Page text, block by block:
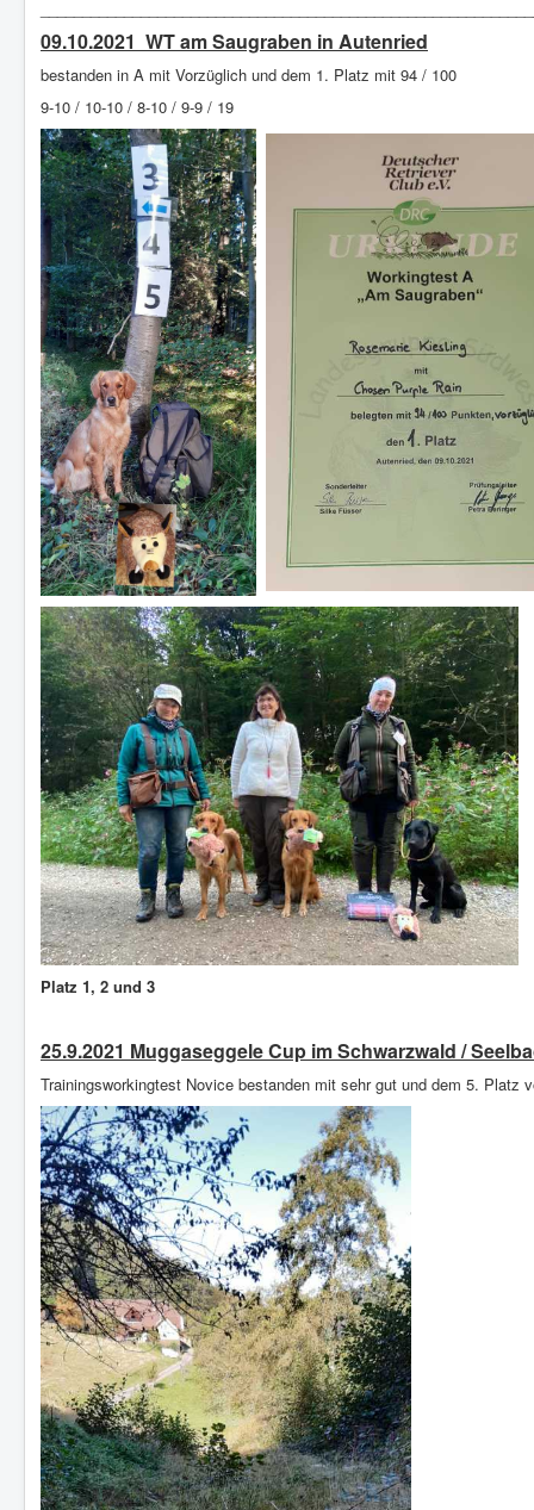
09.10.2021 WT am Saugraben in Autenried
bestanden in A mit Vorzüglich und dem 1. Platz mit 94 / 100
9-10 / 10-10 / 8-10 / 9-9 / 19
Platz 1, 2 und 3
25.9.2021 Muggaseggele Cup im Schwarzwald /
Trainingsworkingtest Novice bestanden mit sehr gut und dem 5. Platz